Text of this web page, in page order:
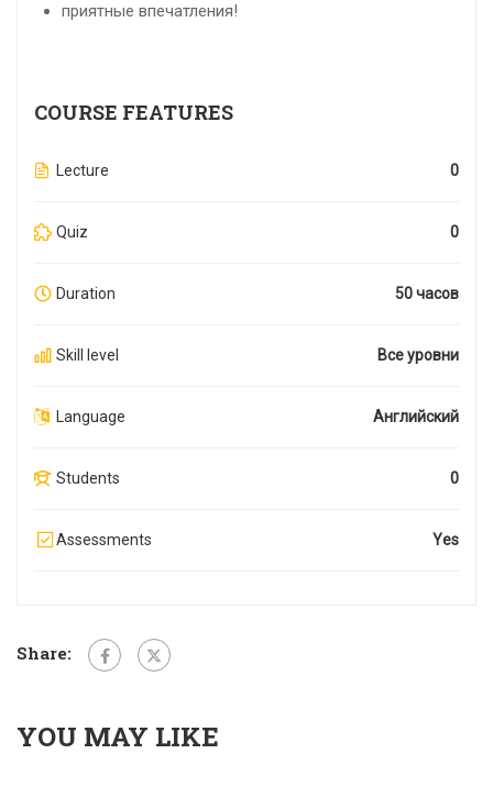
приятные впечатления!
COURSE FEATURES
Lecture 0
Quiz 0
Duration 50 часов
Skill level Все уровни
Language Английский
Students 0
Assessments Yes
Share:
YOU MAY LIKE